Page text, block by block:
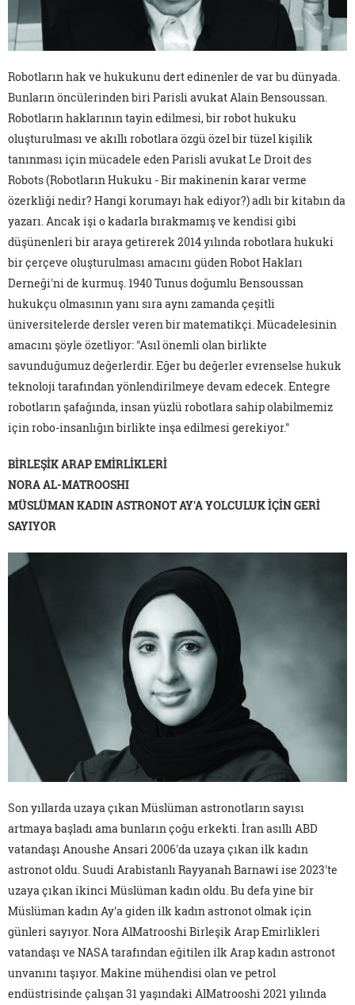
Robotların hak ve hukukunu dert edinenler de var bu dünyada.
Bunların öncülerinden biri Parisli avukat Alain Bensoussan.
Robotların haklarının tayin edilmesi, bir robot hukuku
oluşturulması ve akıllı robotlara özgü özel bir tüzel kişilik
tanınması için mücadele eden Parisli avukat Le Droit des
Robots (Robotların Hukuku - Bir makinenin karar verme
özerkliği nedir? Hangi korumayı hak ediyor?) adlı bir kitabın da
yazarı. Ancak işi o kadarla bırakmamış ve kendisi gibi
düşünenleri bir araya getirerek 2014 yılında robotlara hukuki
bir çerçeve oluşturulması amacını güden Robot Hakları
Derneği'ni de kurmuş. 1940 Tunus doğumlu Bensoussan
hukukçu olmasının yanı sıra aynı zamanda çeşitli
üniversitelerde dersler veren bir matematikçi. Mücadelesinin
amacını şöyle özetliyor: "Asıl önemli olan birlikte
savunduğumuz değerlerdir. Eğer bu değerler evrenselse hukuk
teknoloji tarafından yönlendirilmeye devam edecek. Entegre
robotların şafağında, insan yüzlü robotlara sahip olabilmemiz
için robo-insanlığın birlikte inşa edilmesi gerekiyor."
BİRLEŞİK ARAP EMİRLİKLERİ
NORA AL-MATROOSHI
MÜSLÜMAN KADIN ASTRONOT AY'A YOLCULUK İÇİN GERİ
SAYIYOR
Son yıllarda uzaya çıkan Müslüman astronotların sayısı
artmaya başladı ama bunların çoğu erkekti. İran asıllı ABD
vatandaşı Anoushe Ansari 2006'da uzaya çıkan ilk kadın
astronot oldu. Suudi Arabistanlı Rayyanah Barnawi ise 2023'te
uzaya çıkan ikinci Müslüman kadın oldu. Bu defa yine bir
Müslüman kadın Ay'a giden ilk kadın astronot olmak için
günleri sayıyor. Nora AlMatrooshi Birleşik Arap Emirlikleri
vatandaşı ve NASA tarafından eğitilen ilk Arap kadın astronot
unvanını taşıyor. Makine mühendisi olan ve petrol
endüstrisinde çalışan 31 yaşındaki AlMatrooshi 2021 yılında